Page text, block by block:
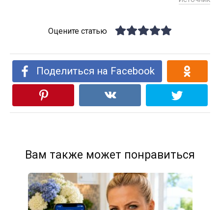
Оцените статью
Поделиться на Facebook
Вам также может понравиться